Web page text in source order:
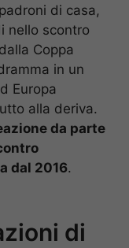
di casa,
nello scontro
Coppa
in un
Europa
alla deriva.
da parte
dal 2016.
di